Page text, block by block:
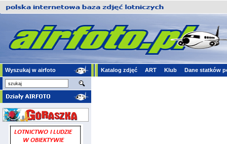
Wyszukaj w airfoto Katalog zdjęć ART Klub Dane statków